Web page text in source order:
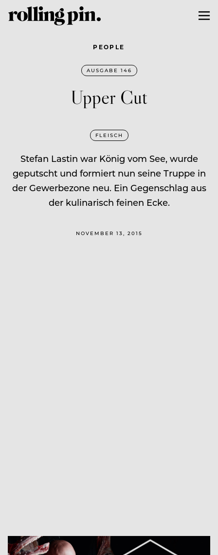
PEOPLE
AUSGABE 146
Upper Cut
FLEISCH
Stefan Lastin war König vom See, wurde
geputscht und formiert nun seine Truppe in
der Gewerbezone neu. Ein Gegenschlag aus
der kulinarisch feinen Ecke.
NOVEMBER 13, 2015